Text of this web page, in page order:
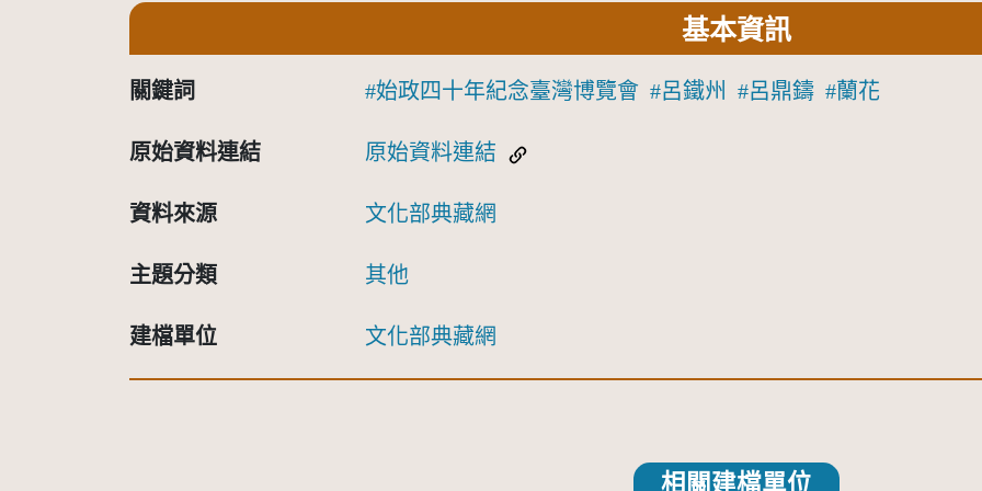
基本資訊
關鍵詞 始政四十年紀念臺灣博覽會 呂鐵州 呂鼎鑄 蘭花
原始資料連結 原始資料連結
資料來源 文化部典藏網
主題分類 其他
建檔單位 文化部典藏網
相關建檔單位